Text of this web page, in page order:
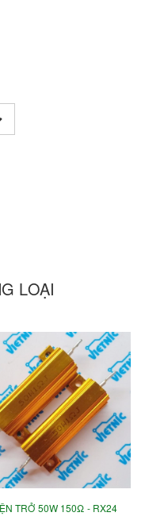
LOẠI
TRỞ 50W 150Ω - RX24